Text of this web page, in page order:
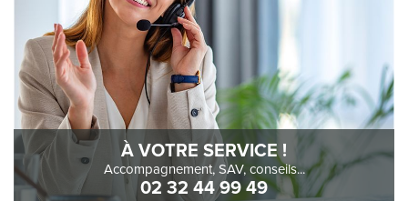
À VOTRE SERVICE !
Accompagnement, SAV, conseils...
02 32 44 99 49